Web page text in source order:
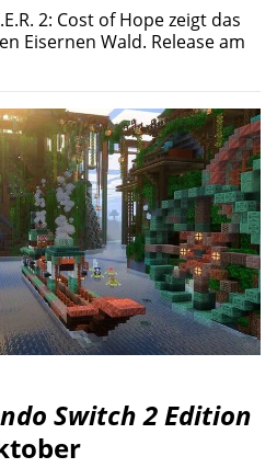
2: Cost of Hope zeigt das
Eisernen Wald. Release am
Switch 2 Edition